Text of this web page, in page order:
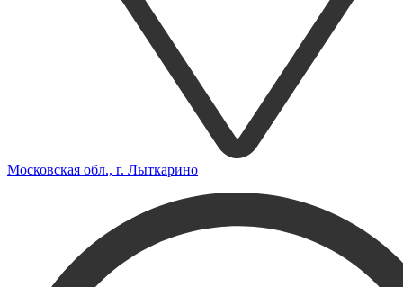
Московская обл., г. Лыткарино